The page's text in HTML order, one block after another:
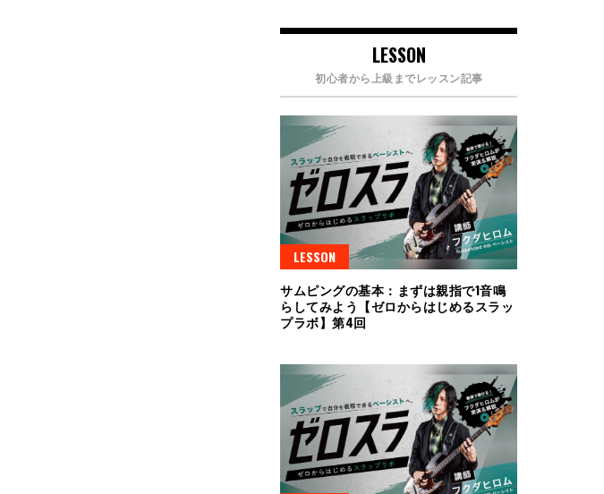
LESSON
初心者から上級までレッスン記事
LESSON
サムピングの基本：まずは親指で1音鳴
らしてみよう【ゼロからはじめるスラッ
プラボ】第4回